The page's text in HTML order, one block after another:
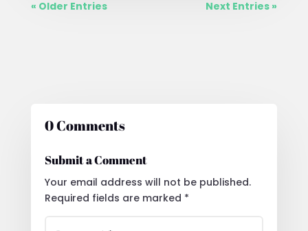
« Older Entries Next Entries »
0 Comments
Submit a Comment
Your email address will not be published.
Required fields are marked *